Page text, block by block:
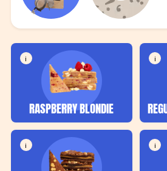
i
RASPBERRY BLONDIE
i
i i